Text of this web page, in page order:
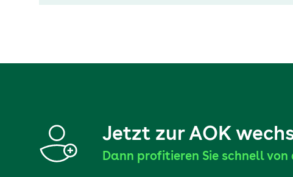
Jetzt zur AOK
Dann profitieren Sie schnell